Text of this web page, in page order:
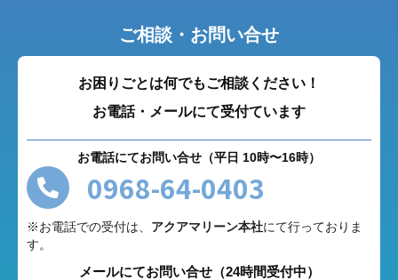
ご相談・お問い合せ
お困りごとは何でもご相談ください！
お電話・メールにて受付ています
お電話にてお問い合せ（平日 10時〜16時）
0968-64-0403
※お電話での受付は、 アクアマリーン本社にて行っておりま
す。
メールにてお問い合せ（24時間受付中）